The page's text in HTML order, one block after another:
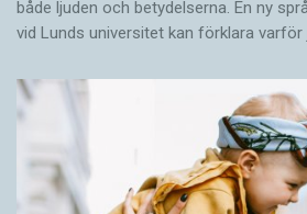
både ljuden och betydelserna. En ny
vid Lunds universitet kan förklara